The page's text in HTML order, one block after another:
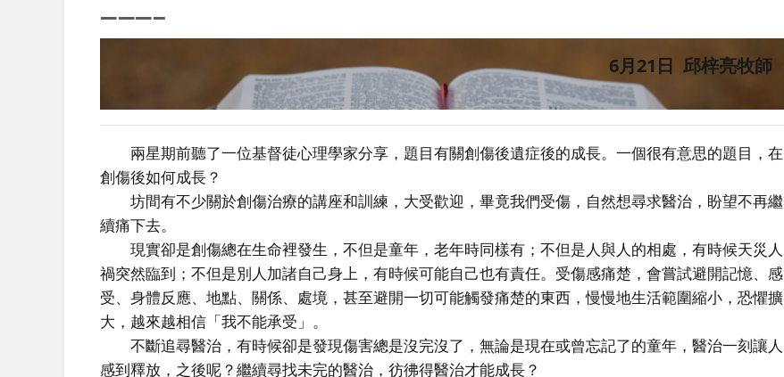
———–
6月21日 邱梓亮牧師
兩星期前聽了一位基督徒心理學家分享，題目有關創傷後遺症後的成長。一個很有意思的題目，在
創傷後如何成長？
坊間有不少關於創傷治療的講座和訓練，大受歡迎，畢竟我們受傷，自然想尋求醫治，盼望不再繼
續痛下去。
現實卻是創傷總在生命裡發生，不但是童年，老年時同樣有；不但是人與人的相處，有時候天災人
禍突然臨到；不但是別人加諸自己身上，有時候可能自己也有責任。受傷感痛楚，會嘗試避開記憶、感
受、身體反應、地點、關係、處境，甚至避開一切可能觸發痛楚的東西，慢慢地生活範圍縮小，恐懼擴
大，越來越相信「我不能承受」。
不斷追尋醫治，有時候卻是發現傷害總是沒完沒了，無論是現在或曾忘記了的童年，醫治一刻讓人
感到釋放，之後呢？繼續尋找未完的醫治，彷彿得醫治才能成長？